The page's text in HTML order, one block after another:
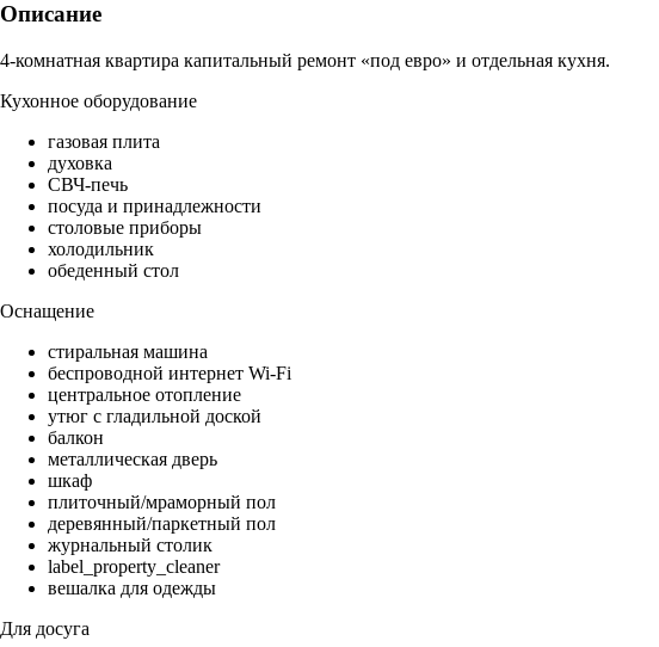
Описание
4-комнатная квартира капитальный ремонт «под евро» и отдельная кухня.
Кухонное оборудование
газовая плита
духовка
СВЧ-печь
посуда и принадлежности
столовые приборы
холодильник
обеденный стол
Оснащение
стиральная машина
беспроводной интернет Wi-Fi
центральное отопление
утюг с гладильной доской
балкон
металлическая дверь
шкаф
плиточный/мраморный пол
деревянный/паркетный пол
журнальный столик
label_property_cleaner
вешалка для одежды
Для досуга